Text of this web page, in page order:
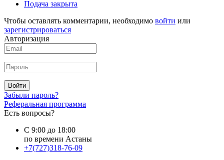
Подача закрыта
Чтобы оставлять комментарии, необходимо войти или
зарегистрироваться
Авторизация
Войти
Забыли пароль?
Реферальная программа
Есть вопросы?
С 9:00 до 18:00
по времени Астаны
+7(727)318-76-09